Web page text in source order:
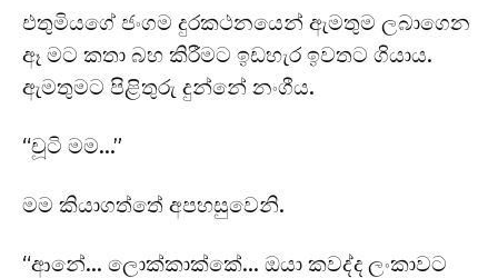
එතුමියගේ ජංගම දුරකථනයෙන් ඇමතුම ලබාගෙන
ඈ මට කතා බහ කිරීමට ඉඩහැර ඉවතට ගියාය.
ඇමතුමට පිළිතුරු දුන්නේ නංගීය.
“චූටි මම…”
මම කියාගත්තේ අපහසුවෙනි.
“ආනේ… ලොක්කාක්කේ… ඔයා කවද්ද ලංකාවට